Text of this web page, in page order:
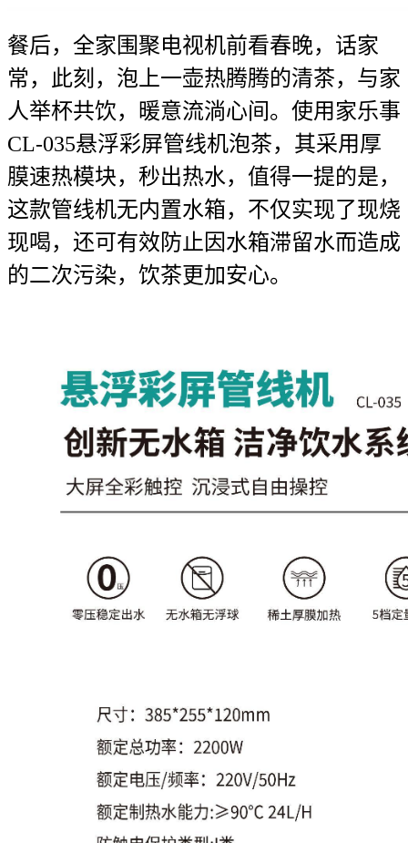
餐后，全家围聚电视机前看春晚，话家
常，此刻，泡上一壶热腾腾的清茶，与家
人举杯共饮，暖意流淌心间。使用家乐事
CL-035悬浮彩屏管线机泡茶，其采用厚
膜速热模块，秒出热水，值得一提的是，
这款管线机无内置水箱，不仅实现了现烧
现喝，还可有效防止因水箱滞留水而造成
的二次污染，饮茶更加安心。